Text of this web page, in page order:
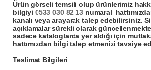
Ürün görseli temsili olup ürünlerimiz
bilgiyi 0533 030 82 13numaralı
kanalı veya arayarak talep edebilirsiniz.
açıklamalar sürekli olarak
sadece kataloglarda yer aldığı için
hattımızdan bilgi talep etmenizi tavsiye
Teslimat Bilgileri